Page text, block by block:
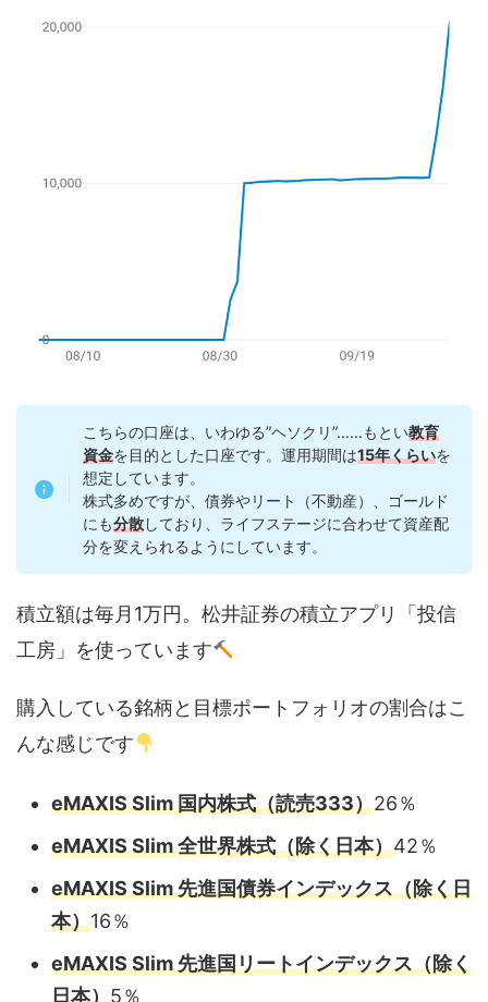
こちらの口座は、いわゆる”ヘソクリ”……もとい教育
資金を目的とした口座です。運用期間は15年くらいを
想定しています。
株式多めですが、債券やリート（不動産）、ゴールド
にも分散しており、ライフステージに合わせて資産配
分を変えられるようにしています。
積立額は毎月1万円。松井証券の積立アプリ「投信
工房」を使っています
購入している銘柄と目標ポートフォリオの割合はこ
んな感じです
eMAXIS Slim 国内株式（読売333）26％
eMAXIS Slim 全世界株式（除く日本）42％
eMAXIS Slim 先進国債券インデックス（除く日
本）16％
eMAXIS Slim先進国リートインデックス（除く
日本）5％